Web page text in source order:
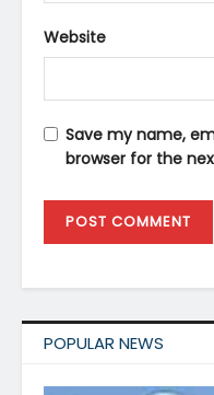
Website
Save my name,
browser for the
POPULAR NEWS